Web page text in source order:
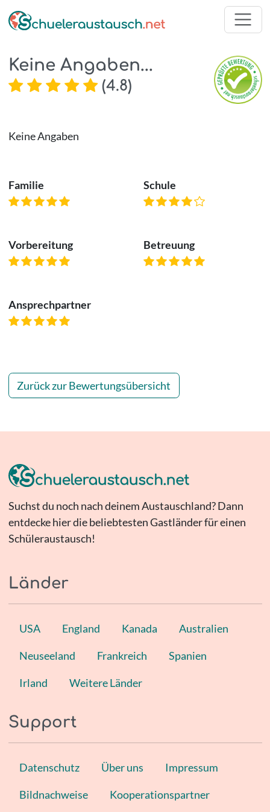
Keine Angaben...
(4.8)
Keine Angaben
Familie Schule
Vorbereitung Betreuung
Ansprechpartner
Zurück zur Bewertungsübersicht
Suchst du noch nach deinem Austauschland? Dann
entdecke hier die beliebtesten Gastländer für einen
Schüleraustausch!
Länder
USA England Kanada Australien
Neuseeland Frankreich Spanien
Irland Weitere Länder
Support
Datenschutz Über uns Impressum
Bildnachweise Kooperationspartner